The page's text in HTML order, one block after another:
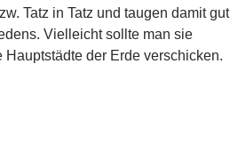
Tatz in Tatz und taugen damit gut
Vielleicht sollte man sie
der Erde verschicken.